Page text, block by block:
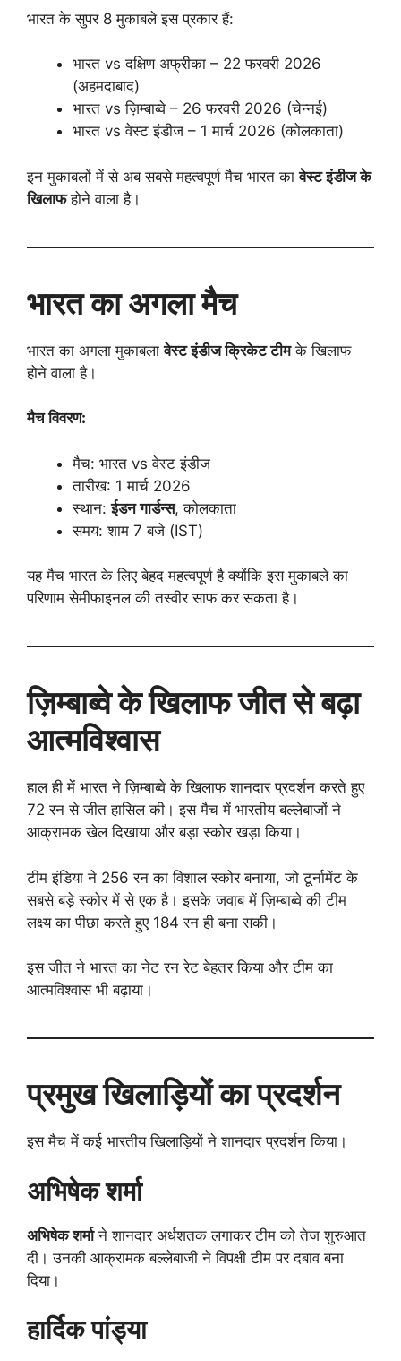
भारत के सुपर 8 मुकाबले इस प्रकार हैं:
भारत vs दक्षिण अफ्रीका – 22 फरवरी 2026
(अहमदाबाद)
भारत vs ज़िम्बाब्वे – 26 फरवरी 2026 (चेन्नई)
भारत vs वेस्ट इंडीज – 1 मार्च 2026 (कोलकाता)
इन मुकाबलों में से अब सबसे महत्वपूर्ण मैच भारत कावेस्ट इंडीज के
खिलाफहोने वाला है।
भारत का अगला मैच
भारत का अगला मुकाबलावेस्ट इंडीज क्रिकेट टीमके खिलाफ
होने वाला है।
मैच विवरण:
मैच: भारत vs वेस्ट इंडीज
तारीख: 1 मार्च 2026
स्थान:ईडन गार्डन्स, कोलकाता
समय: शाम 7 बजे (IST)
यह मैच भारत के लिए बेहद महत्वपूर्ण है क्योंकि इस मुकाबले का
परिणाम सेमीफाइनल की तस्वीर साफ कर सकता है।
ज़िम्बाब्वे के खिलाफ जीत से बढ़ा
आत्मविश्वास
हाल ही में भारत ने ज़िम्बाब्वे के खिलाफ शानदार प्रदर्शन करते हुए
72 रन से जीत हासिल की। इस मैच में भारतीय बल्लेबाजों ने
आक्रामक खेल दिखाया और बड़ा स्कोर खड़ा किया।
टीम इंडिया ने 256 रन का विशाल स्कोर बनाया, जो टूर्नामेंट के
सबसे बड़े स्कोर में से एक है। इसके जवाब में ज़िम्बाब्वे की टीम
लक्ष्य का पीछा करते हुए 184 रन ही बना सकी।
इस जीत ने भारत का नेट रन रेट बेहतर किया और टीम का
आत्मविश्वास भी बढ़ाया।
प्रमुख खिलाड़ियों का प्रदर्शन
इस मैच में कई भारतीय खिलाड़ियों ने शानदार प्रदर्शन किया।
अभिषेक शर्मा
अभिषेक शर्माने शानदार अर्धशतक लगाकर टीम को तेज शुरुआत
दी। उनकी आक्रामक बल्लेबाजी ने विपक्षी टीम पर दबाव बना
दिया।
हार्दिक पांड्या